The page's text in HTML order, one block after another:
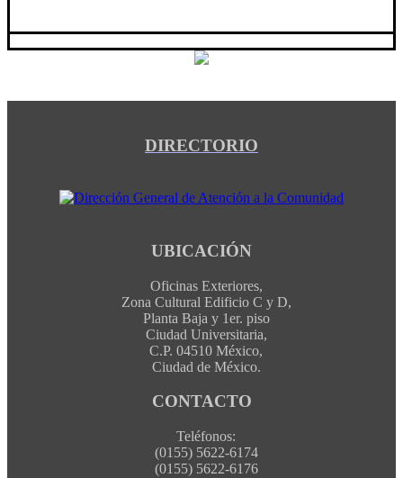
DIRECTORIO
UBICACIÓN
Oficinas Exteriores,
Zona Cultural Edificio C y D,
Planta Baja y 1er. piso
Ciudad Universitaria,
C.P. 04510 México,
Ciudad de México.
CONTACTO
Teléfonos:
(0155) 5622-6174
(0155) 5622-6176